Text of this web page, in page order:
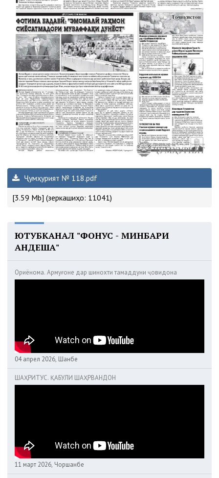
Ҷумҳурият № 118.pdf
[3.59 Mb] (зеркашиҳо: 11041)
ЮТУБКАНАЛ "ФОНУС - МИНБАРИ
АНДЕША"
Ориёнома. Армуғоне дар шинохти тамаддуни ҷовидона
04 апрел 2026, Шанбе
ШАҲРИТУС. ҚАБУЛИ ШАҲРВАНДОН
11 март 2026, Чоршанбе